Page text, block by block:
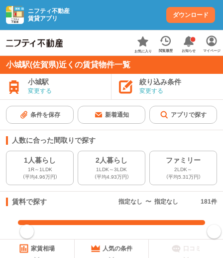
ニフティ不動産
賃貸アプリ
ダウンロード
お気に入り 閲覧履歴 お知らせ マイページ
小城駅(佐賀県)近くの賃貸物件一覧
小城駅
変更する
絞り込み条件
変更する
条件を保存 新着通知 アプリで探す
人数に合った間取りで探す
1人暮らし
1R～1LDK
（平均4.96万円）
2人暮らし
1LDK～3LDK
（平均4.93万円）
ファミリー
2LDK～
（平均5.31万円）
賃料で探す 指定なし 〜 指定なし 181件
指定した賃料で絞り込む
家賃相場 人気の条件 口コミ